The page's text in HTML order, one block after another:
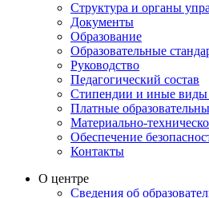
Структура и органы
Документы
Образование
Образовательные
Руководство
Педагогический состав
Стипендии и иные виды
Платные
Материально-
Обеспечение
Контакты
О центре
Сведения об